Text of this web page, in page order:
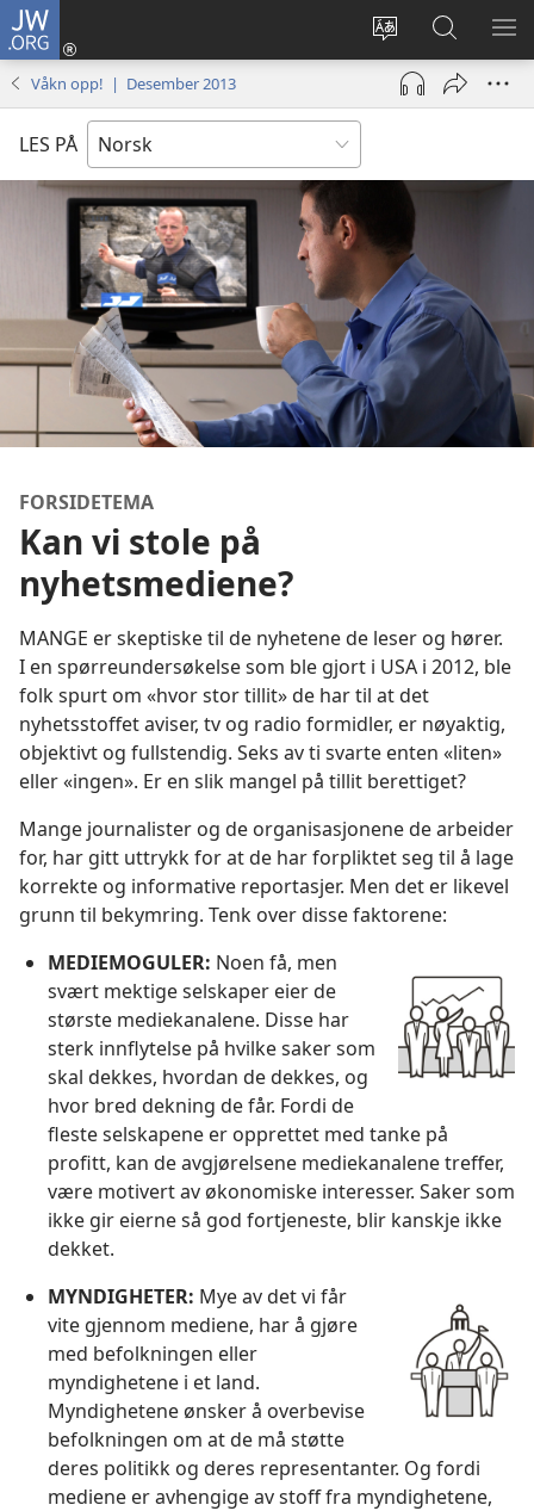
JW.ORG
Endre
språk
Logg
inn
(åpner
vindu)
Søk
på
JW.ORG
VIS
Våkn opp! | Desember 2013
LES PÅ
FORSIDETEMA
Kan vi stole på
nyhetsmediene?
MANGE er skeptiske til de nyhetene de leser og hører.
I en spørreundersøkelse som ble gjort i USA i 2012, ble
folk spurt om «hvor stor tillit» de har til at det
nyhetsstoffet aviser, tv og radio formidler, er nøyaktig,
objektivt og fullstendig. Seks av ti svarte enten «liten»
eller «ingen». Er en slik mangel på tillit berettiget?
Mange journalister og de organisasjonene de arbeider
for, har gitt uttrykk for at de har forpliktet seg til å lage
korrekte og informative reportasjer. Men det er likevel
grunn til bekymring. Tenk over disse faktorene:
MEDIEMOGULER: Noen få, men
svært mektige selskaper eier de
største mediekanalene. Disse har
sterk innflytelse på hvilke saker som
skal dekkes, hvordan de dekkes, og
hvor bred dekning de får. Fordi de
fleste selskapene er opprettet med tanke på
profitt, kan de avgjørelsene mediekanalene treffer,
være motivert av økonomiske interesser. Saker som
ikke gir eierne så god fortjeneste, blir kanskje ikke
dekket.
MYNDIGHETER: Mye av det vi får
vite gjennom mediene, har å gjøre
med befolkningen eller
myndighetene i et land.
Myndighetene ønsker å overbevise
befolkningen om at de må støtte
deres politikk og deres representanter. Og fordi
mediene er avhengige av stoff fra myndighetene,